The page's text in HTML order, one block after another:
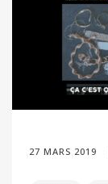
27 MARS 2019